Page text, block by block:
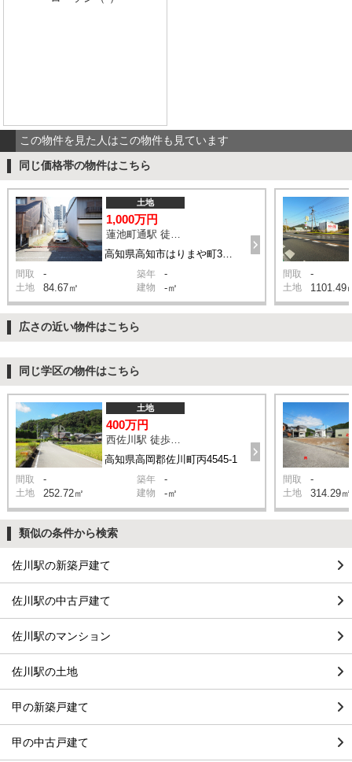
この物件を見た人はこの物件も見ています
同じ価格帯の物件はこちら
土地
1,000万円
間取 - 築年 -
土地 84.67㎡ 建物 -㎡
間取 -
土地 1101.49
広さの近い物件はこちら
同じ学区の物件はこちら
高知県高岡郡佐川町丙4545-1
土地
400万円
間取 - 築年 -
土地 252.72㎡ 建物 -㎡
間取 -
土地 314.29㎡
類似の条件から検索
佐川駅の新築戸建て
佐川駅の中古戸建て
佐川駅のマンション
佐川駅の土地
甲の新築戸建て
甲の中古戸建て